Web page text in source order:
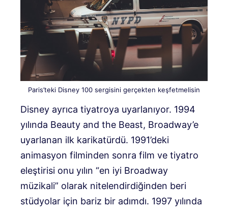
Paris’teki Disney 100 sergisini gerçekten keşfetmelisin
Disney ayrıca tiyatroya uyarlanıyor. 1994
yılında Beauty and the Beast, Broadway’e
uyarlanan ilk karikatürdü. 1991’deki
animasyon filminden sonra film ve tiyatro
eleştirisi onu yılın “en iyi Broadway
müzikali” olarak nitelendirdiğinden beri
stüdyolar için bariz bir adımdı. 1997 yılında